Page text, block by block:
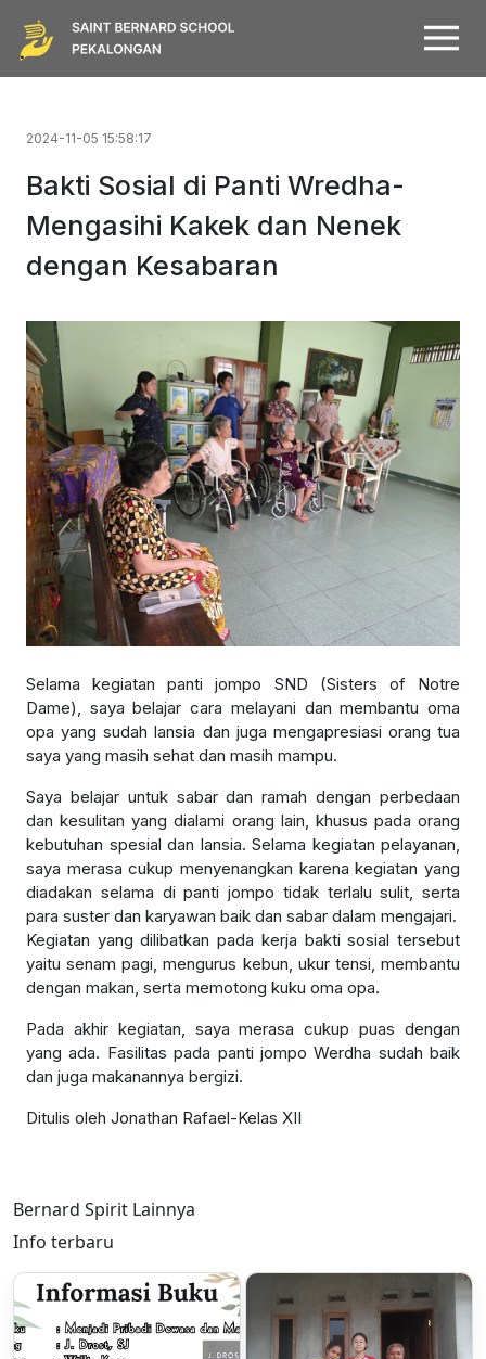
2024-11-05 15:58:17
Bakti Sosial di Panti Wredha-
Mengasihi Kakek dan Nenek
dengan Kesabaran
Selama kegiatan panti jompo SND (Sisters of Notre
Dame), saya belajar cara melayani dan membantu oma
opa yang sudah lansia dan juga mengapresiasi orang tua
saya yang masih sehat dan masih mampu.
Saya belajar untuk sabar dan ramah dengan perbedaan
dan kesulitan yang dialami orang lain, khusus pada orang
kebutuhan spesial dan lansia. Selama kegiatan pelayanan,
saya merasa cukup menyenangkan karena kegiatan yang
diadakan selama di panti jompo tidak terlalu sulit, serta
para suster dan karyawan baik dan sabar dalam mengajari.
Kegiatan yang dilibatkan pada kerja bakti sosial tersebut
yaitu senam pagi, mengurus kebun, ukur tensi, membantu
dengan makan, serta memotong kuku oma opa.
Pada akhir kegiatan, saya merasa cukup puas dengan
yang ada. Fasilitas pada panti jompo Werdha sudah baik
dan juga makanannya bergizi.
Ditulis oleh Jonathan Rafael-Kelas XII
Bernard Spirit Lainnya
Info terbaru